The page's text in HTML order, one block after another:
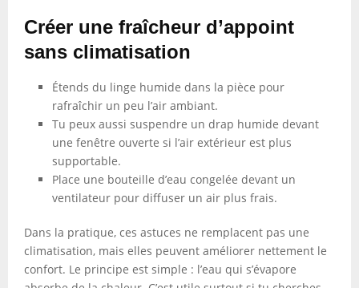
Créer une fraîcheur d’appoint
sans climatisation
Étends du linge humide dans la pièce pour
rafraîchir un peu l’air ambiant.
Tu peux aussi suspendre un drap humide devant
une fenêtre ouverte si l’air extérieur est plus
supportable.
Place une bouteille d’eau congelée devant un
ventilateur pour diffuser un air plus frais.
Dans la pratique, ces astuces ne remplacent pas une
climatisation, mais elles peuvent améliorer nettement le
confort. Le principe est simple : l’eau qui s’évapore